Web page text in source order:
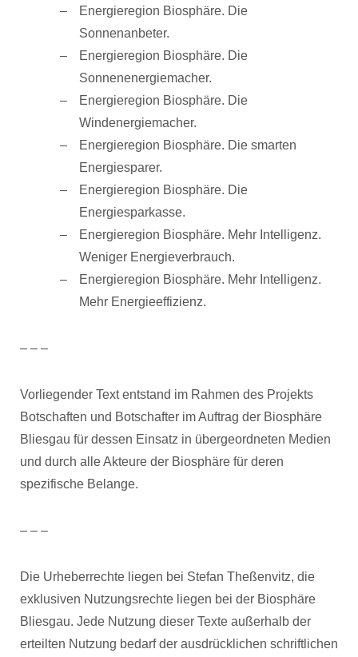
Energieregion Biosphäre. Die
Sonnenanbeter.
Energieregion Biosphäre. Die
Sonnenenergiemacher.
Energieregion Biosphäre. Die
Windenergiemacher.
Energieregion Biosphäre. Die smarten
Energiesparer.
Energieregion Biosphäre. Die
Energiesparkasse.
Energieregion Biosphäre. Mehr Intelligenz.
Weniger Energieverbrauch.
Energieregion Biosphäre. Mehr Intelligenz.
Mehr Energieeffizienz.
– – –
Vorliegender Text entstand im Rahmen des Projekts
Botschaften und Botschafter im Auftrag der Biosphäre
Bliesgau für dessen Einsatz in übergeordneten Medien
und durch alle Akteure der Biosphäre für deren
spezifische Belange.
– – –
Die Urheberrechte liegen bei Stefan Theßenvitz, die
exklusiven Nutzungsrechte liegen bei der Biosphäre
Bliesgau. Jede Nutzung dieser Texte außerhalb der
erteilten Nutzung bedarf der ausdrücklichen schriftlichen